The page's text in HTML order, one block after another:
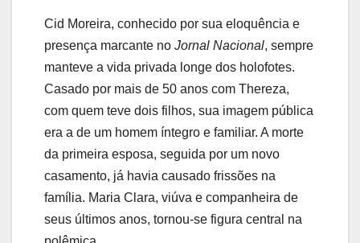
Cid Moreira, conhecido por sua eloquência e
presença marcante no Jornal Nacional, sempre
manteve a vida privada longe dos holofotes.
Casado por mais de 50 anos com Thereza,
com quem teve dois filhos, sua imagem pública
era a de um homem íntegro e familiar. A morte
da primeira esposa, seguida por um novo
casamento, já havia causado frissões na
família. Maria Clara, viúva e companheira de
seus últimos anos, tornou-se figura central na